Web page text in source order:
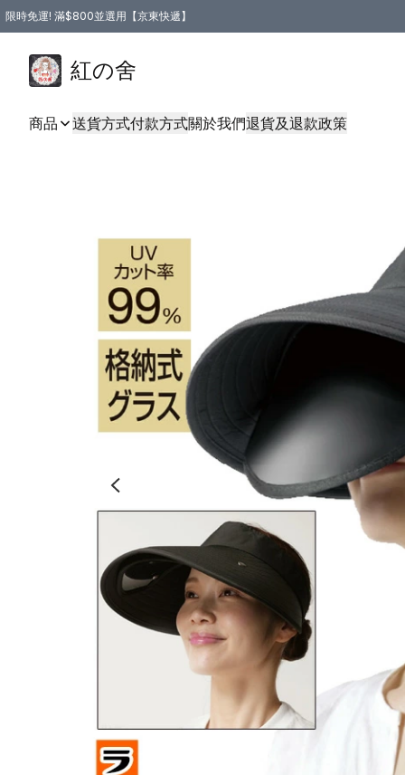
限時免運! 滿$800並選用【京東快遞】
紅の舍
商品 送貨方式付款方式關於我們退貨及退款政策